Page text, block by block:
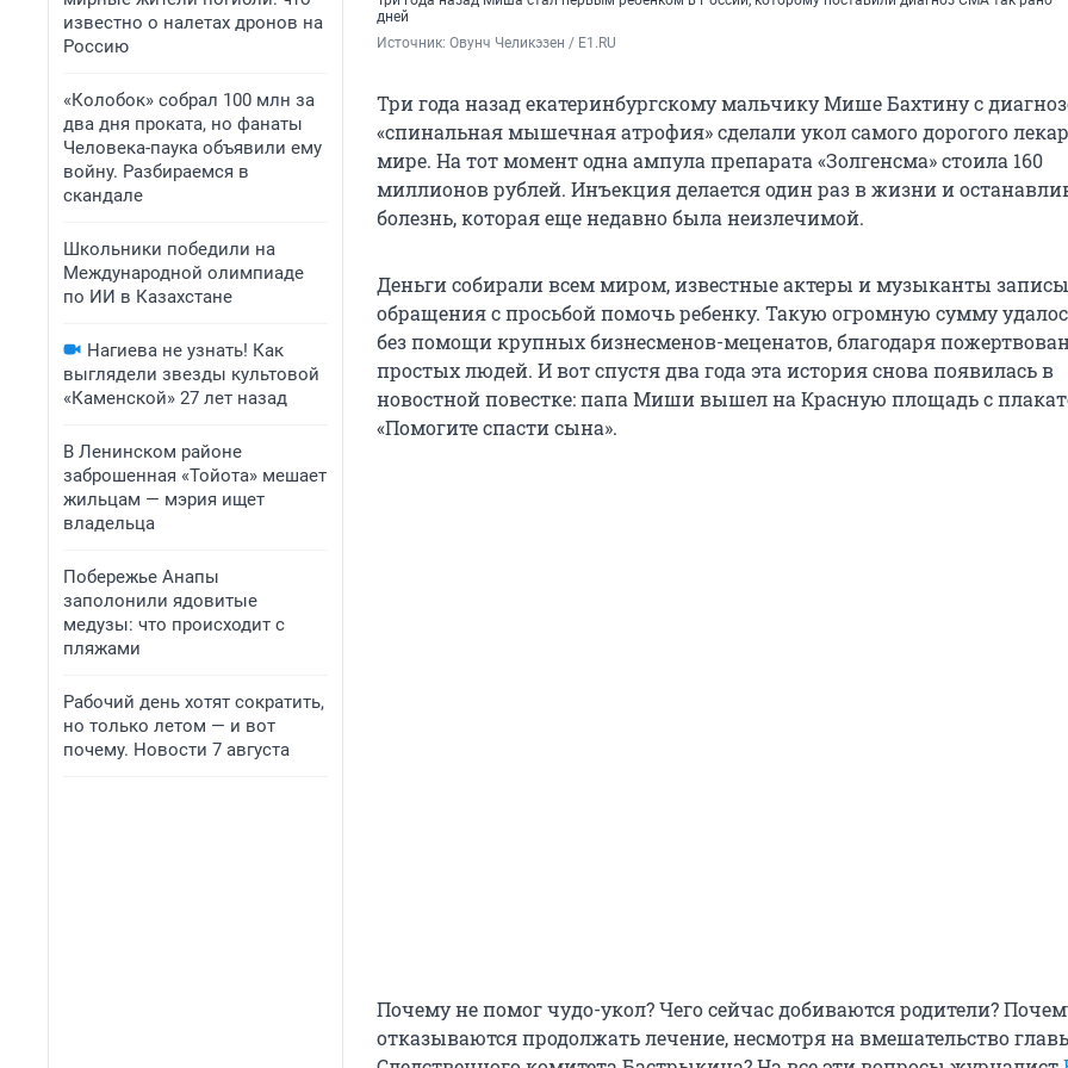
известно о налетах дронов на
Россию
«Колобок» собрал 100 млн за
два дня проката, но фанаты
Человека-паука объявили ему
войну. Разбираемся в
скандале
Школьники победили на
Международной олимпиаде
по ИИ в Казахстане
Нагиева не узнать! Как
выглядели звезды культовой
«Каменской» 27 лет назад
В Ленинском районе
заброшенная «Тойота» мешает
жильцам — мэрия ищет
владельца
Побережье Анапы
заполонили ядовитые
медузы: что происходит с
пляжами
Рабочий день хотят сократить,
но только летом — и вот
почему. Новости 7 августа
дней
Источник: Овунч Челикэзен / E1.RU
Три года назад екатеринбургскому мальчику Мише Бахтину с
«спинальная мышечная атрофия» сделали укол самого дорогого
мире. На тот момент одна ампула препарата «Золгенсма» стоила 160
миллионов рублей. Инъекция делается один раз в жизни и
болезнь, которая еще недавно была неизлечимой.
Деньги собирали всем миром, известные актеры и музыканты
обращения с просьбой помочь ребенку. Такую огромную сумму
без помощи крупных бизнесменов-меценатов, благодаря
простых людей. И вот спустя два года эта история снова появилась в
новостной повестке: папа Миши вышел на Красную площадь с
«Помогите спасти сына».
Почему не помог чудо-укол? Чего сейчас добиваются родители?
отказываются продолжать лечение, несмотря на вмешательство